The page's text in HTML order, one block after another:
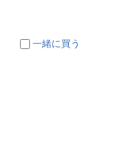
一緒に買う